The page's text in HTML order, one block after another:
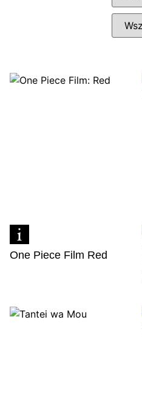
One Piece Film Red